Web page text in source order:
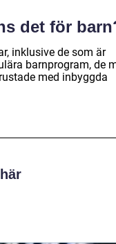
det för
inklusive de som är
barnprogram, de
med inbyggda